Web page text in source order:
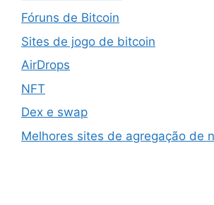
Fóruns de Bitcoin
Sites de jogo de bitcoin
AirDrops
NFT
Dex e swap
Melhores sites de agregação de